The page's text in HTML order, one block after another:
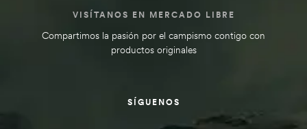
VISÍTANOS EN MERCADO LIBRE
Compartimos la pasión por el campismo contigo con
productos originales
SÍGUENOS